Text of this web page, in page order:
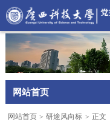
网站首页
网站首页 > 研途风向标 > 正文